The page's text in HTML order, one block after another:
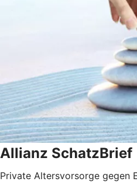
Allianz SchatzBrief
Private Altersvorsorge gegen